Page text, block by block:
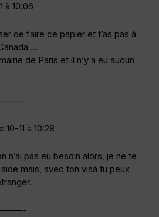
à 10:06
de faire ce papier et t’as pas à
…
de Paris et il n’y a eu aucun
11 à 10:28
n’ai pas eu besoin alors, je ne te
mais, avec ton visa tu peux